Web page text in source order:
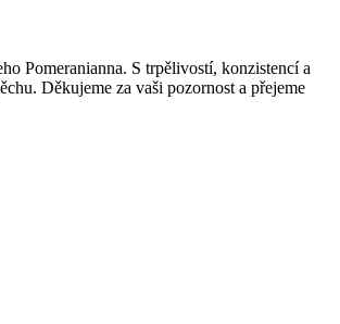
Pomeranianna. S trpělivostí, konzistencí a
Děkujeme za vaši pozornost a přejeme